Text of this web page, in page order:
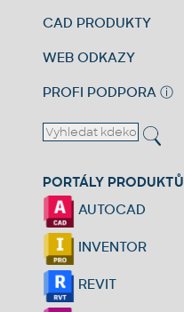
CAD PRODUKTY
WEB ODKAZY
PROFI PODPORA ⓘ
PORTÁLY PRODUKTŮ
AUTOCAD
INVENTOR
REVIT